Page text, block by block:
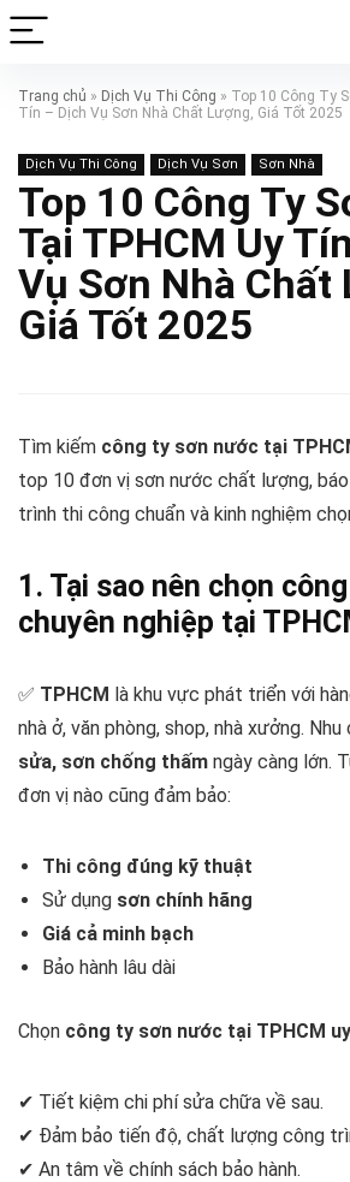
Trang chủ » Dịch Vụ Thi Công » Top 10 Công Ty
Tín – Dịch Vụ Sơn Nhà Chất Lượng, Giá Tốt 2025
Dịch Vụ Thi Công Dịch Vụ Sơn Sơn Nhà
Top 10 Công Ty
Tại TPHCM Uy
Vụ Sơn Nhà Chất
Giá Tốt 2025
Tìm kiếm công ty sơn nước tại
top 10 đơn vị sơn nước chất lượng,
trình thi công chuẩn và kinh nghiệm
1. Tại sao nên chọn
chuyên nghiệp tại
✅ TPHCM là khu vực phát triển với
nhà ở, văn phòng, shop, nhà xưởng. Nhu
sửa, sơn chống thấm ngày càng lớn.
đơn vị nào cũng đảm bảo:
Thi công đúng kỹ thuật
Sử dụng sơn chính hãng
Giá cả minh bạch
Bảo hành lâu dài
Chọn công ty sơn nước tại TPHCM
✔ Tiết kiệm chi phí sửa chữa về sau.
✔ Đảm bảo tiến độ, chất lượng công
✔ An tâm về chính sách bảo hành.